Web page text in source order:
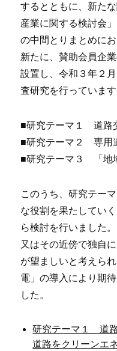
するとともに、新た
産業に関する検討会
の中間とりまとめに
新たに、賛助会員企
設置し、令和３年２
査研究を行っています
■研究テーマ１ 道路
■研究テーマ２ 専用
■研究テーマ３ 「地
このうち、研究テー
な役割を果たしてい
ら検討を行いました
又はその近傍で独自
が望ましいと考えら
電」の導入により期
した。
研究テーマ１ 道
道路をクリーンエ